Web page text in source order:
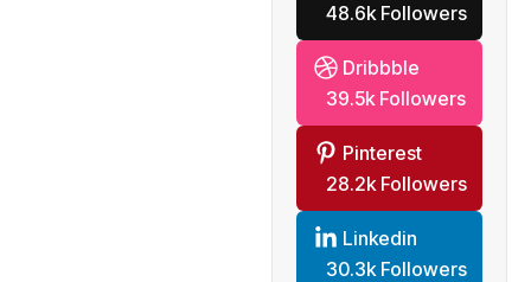
48.6k Followers
Dribbble
39.5k Followers
Pinterest
28.2k Followers
Linkedin
30.3k Followers